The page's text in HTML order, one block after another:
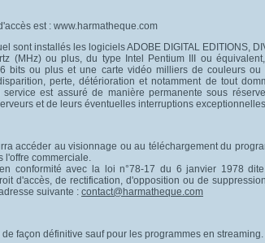
est : www.harmatheque.com
sont installés les logiciels ADOBE DIGITAL EDITIONS,
(MHz) ou plus, du type Intel Pentium III ou
bits ou plus et une carte vidéo milliers de couleurs ou
perte, détérioration et notamment de tout
est assuré de manière permanente sous
et de leurs éventuelles interruptions
accéder au visionnage ou au téléchargement du
l'offre commerciale.
conformité avec la loi n°78-17 du 6 janvier 1978
d'accès, de rectification, d'opposition ou de
suivante : contact@harmatheque.com
façon définitive sauf pour les programmes en streaming.